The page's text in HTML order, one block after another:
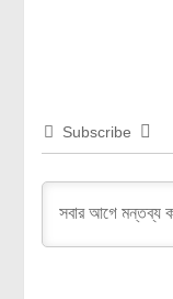
Subscribe